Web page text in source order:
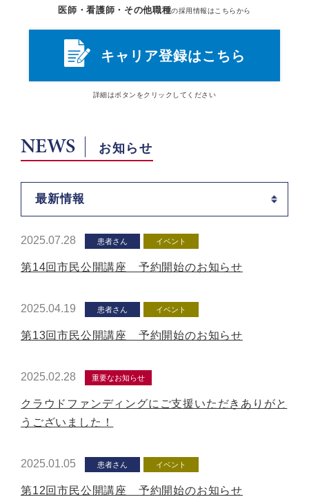
医師・看護師・その他職種の採用情報はこちらから
キャリア登録はこちら
詳細はボタン をクリックしてください
NEWS お知らせ
最新情報
2025.07.28 患者さん イベント
第14回市民公開講座 予約開始のお知らせ
2025.04.19 患者さん イベント
第13回市民公開講座 予約開始のお知らせ
2025.02.28 重要なお知らせ
クラウドファンディングにご支援いただきありがと
うございました！
2025.01.05 患者さん イベント
第12回市民公開講座 予約開始のお知らせ